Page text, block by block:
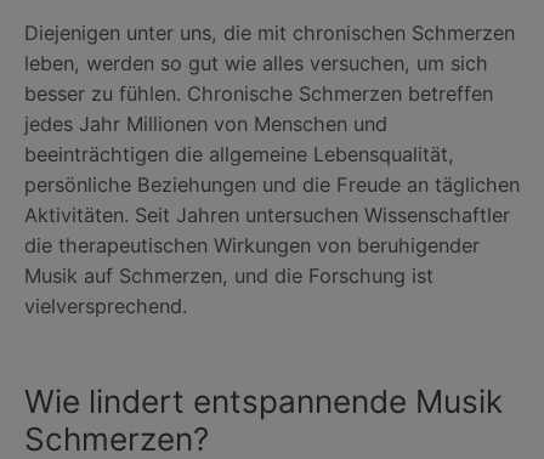
Diejenigen unter uns, die mit chronischen Schmerzen
leben, werden so gut wie alles versuchen, um sich
besser zu fühlen. Chronische Schmerzen betreffen
jedes Jahr Millionen von Menschen und
beeinträchtigen die allgemeine Lebensqualität,
persönliche Beziehungen und die Freude an täglichen
Aktivitäten. Seit Jahren untersuchen Wissenschaftler
die therapeutischen Wirkungen von beruhigender
Musik auf Schmerzen, und die Forschung ist
vielversprechend.
Wie lindert entspannende Musik
Schmerzen?